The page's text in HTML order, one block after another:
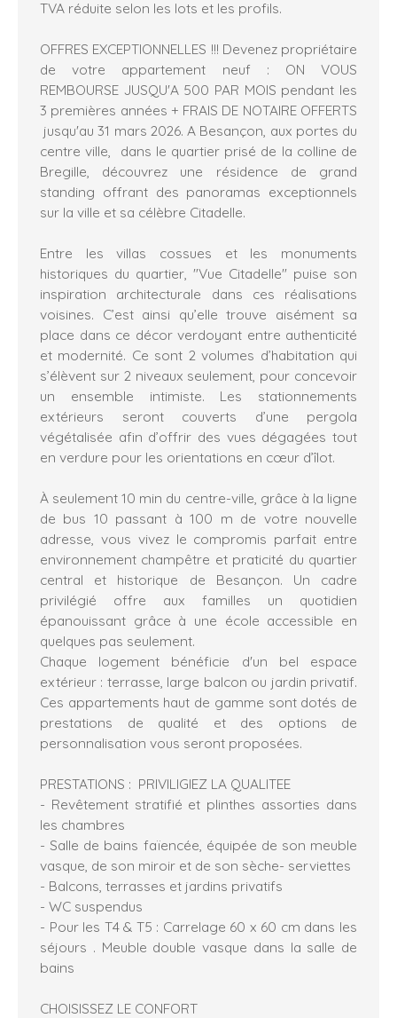
TVA réduite selon les lots et les profils.
OFFRES EXCEPTIONNELLES !!! Devenez propriétaire
de votre appartement neuf : ON VOUS
REMBOURSE JUSQU'A 500 PAR MOIS pendant les
3 premières années + FRAIS DE NOTAIRE OFFERTS
jusqu'au 31 mars 2026. A Besançon, aux portes du
centre ville, dans le quartier prisé de la colline de
Bregille, découvrez une résidence de grand
standing offrant des panoramas exceptionnels
sur la ville et sa célèbre Citadelle.
Entre les villas cossues et les monuments
historiques du quartier, "Vue Citadelle" puise son
inspiration architecturale dans ces réalisations
voisines. C’est ainsi qu’elle trouve aisément sa
place dans ce décor verdoyant entre authenticité
et modernité. Ce sont 2 volumes d’habitation qui
s’élèvent sur 2 niveaux seulement, pour concevoir
un ensemble intimiste. Les stationnements
extérieurs seront couverts d’une pergola
végétalisée afin d’offrir des vues dégagées tout
en verdure pour les orientations en cœur d’îlot.
À seulement 10 min du centre-ville, grâce à la ligne
de bus 10 passant à 100 m de votre nouvelle
adresse, vous vivez le compromis parfait entre
environnement champêtre et praticité du quartier
central et historique de Besançon. Un cadre
privilégié offre aux familles un quotidien
épanouissant grâce à une école accessible en
quelques pas seulement.
Chaque logement bénéficie d'un bel espace
extérieur : terrasse, large balcon ou jardin privatif.
Ces appartements haut de gamme sont dotés de
prestations de qualité et des options de
personnalisation vous seront proposées.
PRESTATIONS : PRIVILIGIEZ LA QUALITEE
- Revêtement stratifié et plinthes assorties dans
les chambres
- Salle de bains faïencée, équipée de son meuble
vasque, de son miroir et de son sèche- serviettes
- Balcons, terrasses et jardins privatifs
- WC suspendus
- Pour les T4 & T5 : Carrelage 60 x 60 cm dans les
séjours . Meuble double vasque dans la salle de
bains
CHOISISSEZ LE CONFORT